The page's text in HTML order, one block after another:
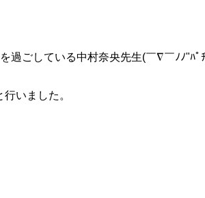
過ごしている中村奈央先生(￣∇￣ﾉﾉ"ﾊﾟ
いました。